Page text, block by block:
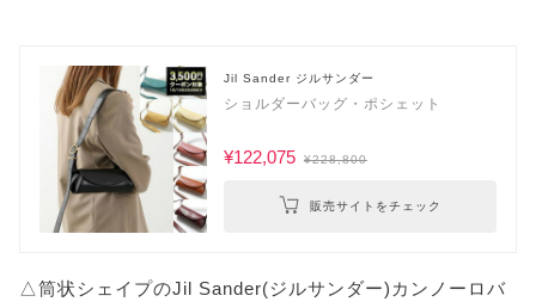
Jil Sander ジルサンダー
ショルダーバッグ・ポシェット
¥122,075 ¥228,800
販売サイトをチェック
△筒状シェイプのJil Sander(ジルサンダー)カンノーロバ